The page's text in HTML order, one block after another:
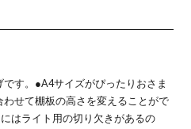
習机セット
セパレート
タイプ
習机セット
セパレート
タイプ
す。 ●A4サイズがぴったりおさま
わせて棚板の高さを変えることがで
はライト用の切り欠きがあるの